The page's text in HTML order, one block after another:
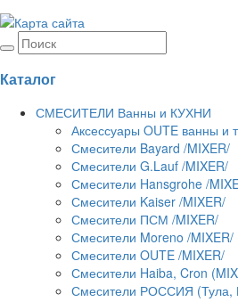
Каталог
СМЕСИТЕЛИ Ванны и КУХНИ
Аксессуары OUTE ванны и
Смесители Bayard /MIXER/
Смесители G.Lauf /MIXER/
Смесители Hansgrohe /
Смесители Kaiser /MIXER/
Смесители ПСМ /MIXER/
Смесители Moreno /MIXER/
Смесители OUTE /MIXER/
Смесители Haiba, Cron
Смесители РОССИЯ (Тула,